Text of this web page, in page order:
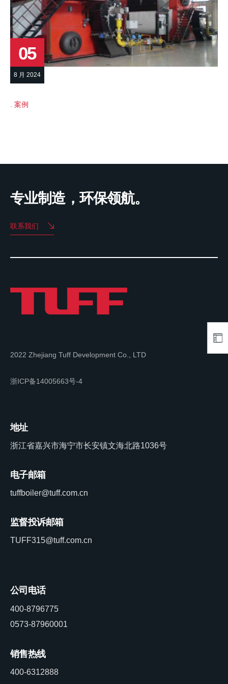
05
8 月 2024
案例
专业制造，环保领航。
联系我们
2022 Zhejiang Tuff Development Co., LTD
浙ICP备14005663号-4
地址
浙江省嘉兴市海宁市长安镇文海北路1036号
电子邮箱
tuffboiler@tuff.com.cn
监督投诉邮箱
TUFF315@tuff.com.cn
公司电话
400-8796775
0573-87960001
销售热线
400-6312888